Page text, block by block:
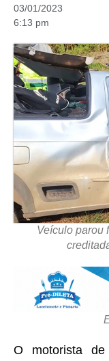
03/01/2023
6:13 pm
Veículo parou
O motorista